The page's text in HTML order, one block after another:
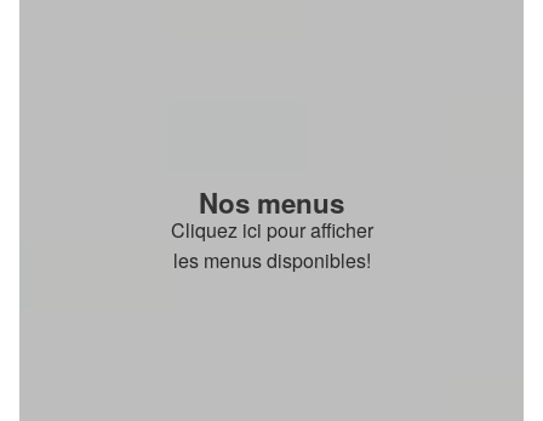
Nos menus
Cliquez ici pour afficher
les menus disponibles!